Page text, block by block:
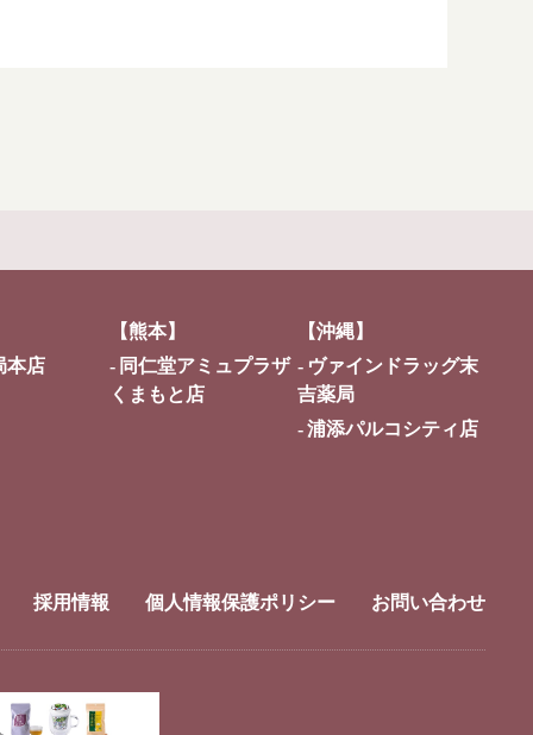
本店
【熊本】
同仁堂アミュプラザ
くまもと店
【沖縄】
ヴァインドラッグ末
吉薬局
浦添パルコシティ店
採用情報 個人情報保護ポリシー お問い合わせ